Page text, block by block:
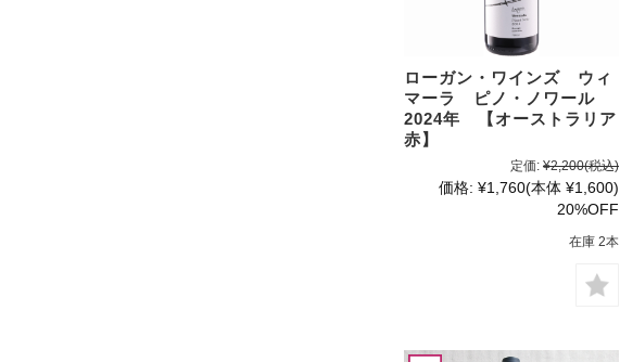
ローガン・ワインズ ウィ
マーラ ピノ・ノワール
2024年 【オーストラリア
赤】
定価: ¥2,200(税込)
価格: ¥1,760(本体 ¥1,600)
20%OFF
在庫 2本